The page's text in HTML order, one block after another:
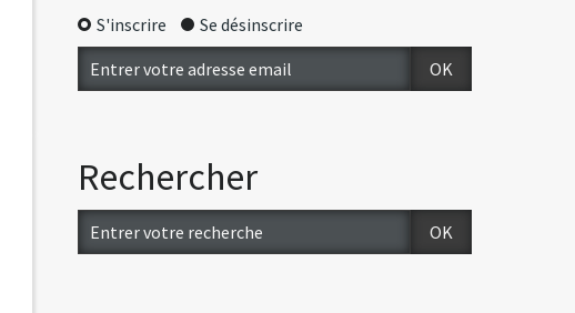
S'inscrire Se désinscrire
Rechercher